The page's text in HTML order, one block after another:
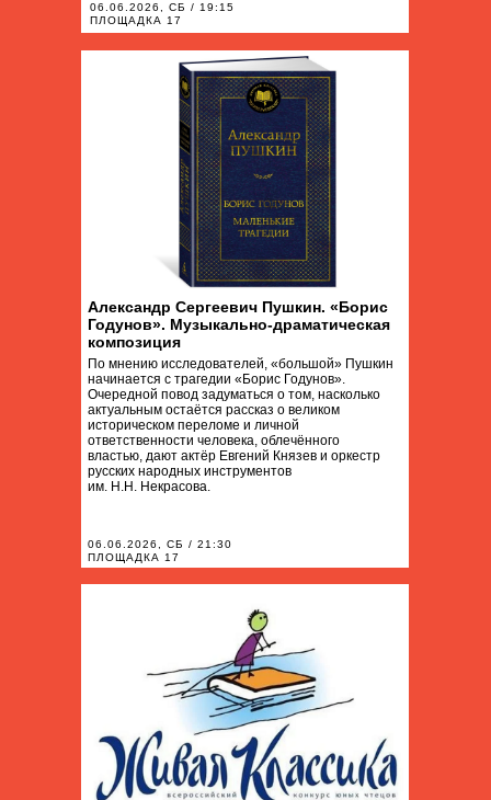
06.06.2026, СБ / 19:15
ПЛОЩАДКА 17
Александр Сергеевич Пушкин. «Борис
Годунов». Музыкально-драматическая
композиция
По мнению исследователей, «большой» Пушкин
начинается с трагедии «Борис Годунов».
Очередной повод задуматься о том, насколько
актуальным остаётся рассказ о великом
историческом переломе и личной
ответственности человека, облечённого
властью, дают актёр Евгений Князев и оркестр
русских народных инструментов
им. Н.Н. Некрасова.
06.06.2026, СБ / 21:30
ПЛОЩАДКА 17